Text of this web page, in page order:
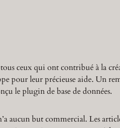
ceux qui ont contribué à la
pour leur précieuse aide. Un
le plugin de base de données.
aucun but commercial. Les